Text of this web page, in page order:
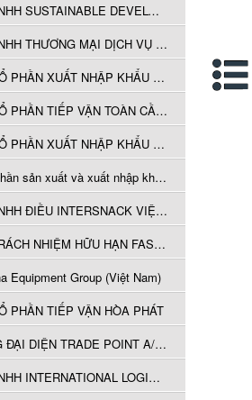
CÔNG TY TNHH SUSTAINABLE DEVELOPMENT S.U.D
CÔNG TY TNHH THƯƠNG MẠI DỊCH VỤ HÀNG HÓA TMT
CÔNG TY CỔ PHẦN XUẤT NHẬP KHẨU AFA
CÔNG TY CỔ PHẦN TIẾP VẬN TOÀN CẦU SM VIỆT NAM
CÔNG TY CỔ PHẦN XUẤT NHẬP KHẨU TƯỜNG HOA
Công ty cổ phần sản xuất và xuất nhập khẩu TSTHAI
CÔNG TY TNHH ĐIỀU INTERSNACK VIỆT NAM
CÔNG TY TRÁCH NHIỆM HỮU HẠN FASHION GARMENTS 2
Equipment Group (Việt Nam)
PHẦN TIẾP VẬN HÒA PHÁT
VĂN PHÒNG ĐẠI DIỆN TRADE POINT A/S, DIRECT CONTAINER TẠI THÀNH PHỐ HỒ CHÍ MINH
CÔNG TY TNHH INTERNATIONAL LOGISTICS GLORY (VIỆT NAM)